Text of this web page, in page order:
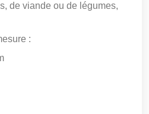
de viande ou de légumes,
: